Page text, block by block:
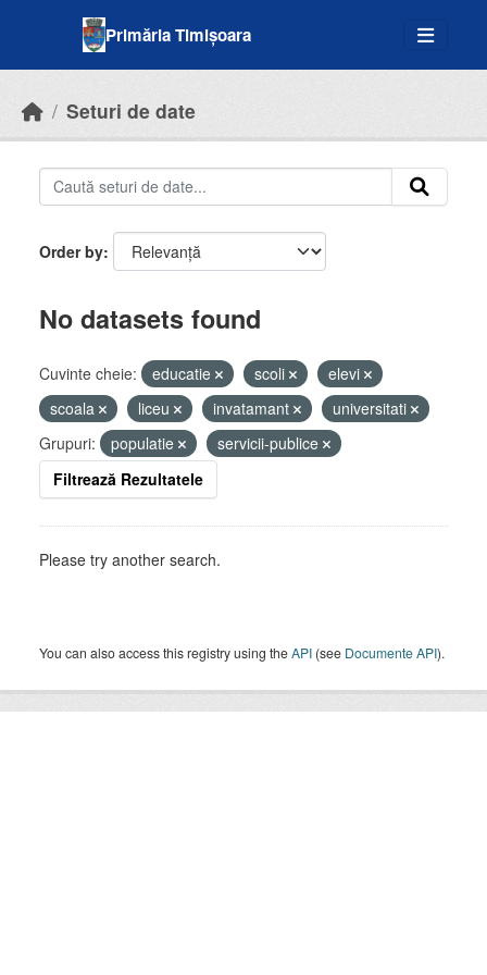
Primăria Timișoara
Seturi de date
Order by
No datasets found
Cuvinte cheie: educatie scoli
elevi
scoala
liceu invatamant
universitati
Grupuri:
populatie
servicii-publice
Filtrează Rezultatele
Please try another search.
You can also access this registry using theAPI (see Documente API).